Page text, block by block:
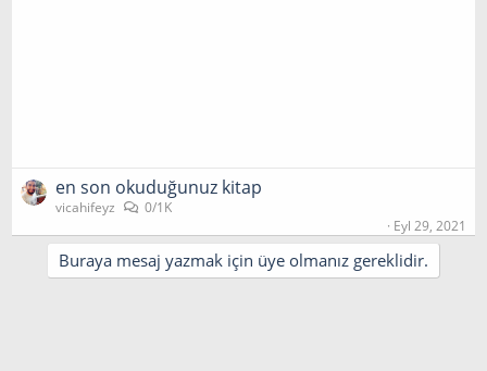
en son okuduğunuz kitap
vicahifeyz
0/1K
Eyl 29, 2021
Buraya mesaj yazmak için üye olmanız gereklidir.